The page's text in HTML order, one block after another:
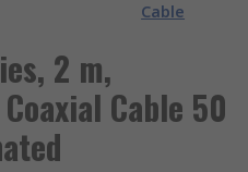
Cable
2 m,
Cable 50